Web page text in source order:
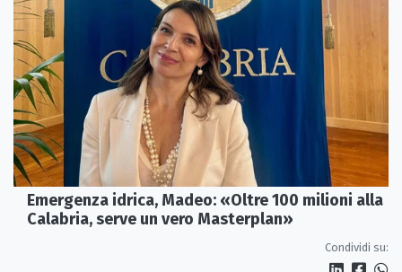
Emergenza idrica, Madeo: «Oltre 100 milioni alla
Calabria, serve un vero Masterplan»
Condividi su: